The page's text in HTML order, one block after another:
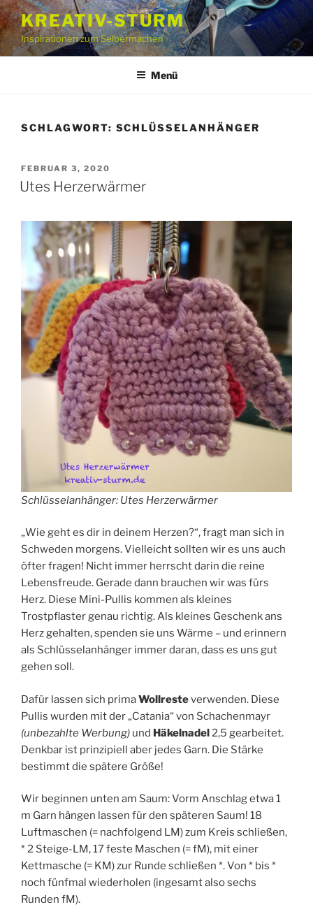
Zum
Inhalt
springen
KREATIV-STURM
Inspirationen zum Selbermachen
Menü
SCHLAGWORT: SCHLÜSSELANHÄNGER
VERÖFFENTLICHT
AM
FEBRUAR 3, 2020
Utes Herzerwärmer
Schlüsselanhänger: Utes Herzerwärmer
„Wie geht es dir in deinem Herzen?“, fragt man sich in
Schweden morgens. Vielleicht sollten wir es uns auch
öfter fragen! Nicht immer herrscht darin die reine
Lebensfreude. Gerade dann brauchen wir was fürs
Herz. Diese Mini-Pullis kommen als kleines
Trostpflaster genau richtig. Als kleines Geschenk ans
Herz gehalten, spenden sie uns Wärme – und erinnern
als Schlüsselanhänger immer daran, dass es uns gut
gehen soll.
Dafür lassen sich primaWollresteverwenden. Diese
Pullis wurden mit der „Catania“ von Schachenmayr
(unbezahlte Werbung) und Häkelnadel2,5 gearbeitet.
Denkbar ist prinzipiell aber jedes Garn. Die Stärke
bestimmt die spätere Größe!
Wir beginnen unten am Saum: Vorm Anschlag etwa 1
m Garn hängen lassen für den späteren Saum! 18
Luftmaschen (= nachfolgend LM) zum Kreis schließen,
* 2 Steige-LM, 17 feste Maschen (= fM), mit einer
Kettmasche (= KM) zur Runde schließen *. Von * bis *
noch fünfmal wiederholen (ingesamt also sechs
Runden fM).